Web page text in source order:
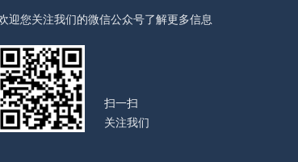
迎您关注我们的微信公众号了解更多信息
扫一扫
关注我们